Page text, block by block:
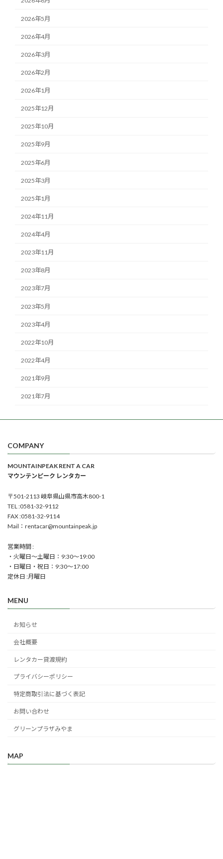
2026年5月
2026年4月
2026年3月
2026年2月
2026年1月
2025年12月
2025年10月
2025年9月
2025年6月
2025年3月
2025年1月
2024年11月
2024年4月
2023年11月
2023年8月
2023年7月
2023年5月
2023年4月
2022年10月
2022年4月
2021年9月
2021年7月
COMPANY
MOUNTAINPEAK RENT A CAR
マウンテンピーク レンタカー
〒501-2113 岐阜県山県市高木800-1
TEL :0581-32-9112
FAX :0581-32-9114
Mail：rentacar@mountainpeak.jp
営業時間 :
・火曜日～土曜日：9:30～19:00
・日曜日・祝日：9:30～17:00
定休日 :月曜日
MENU
お知らせ
会社概要
レンタカー貸渡規約
プライバシーポリシー
特定商取引法に基づく表記
お問い合わせ
グリーンプラザみやま
MAP